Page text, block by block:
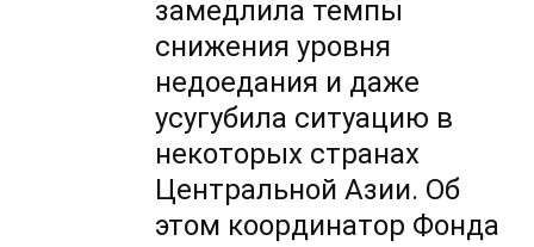
замедлила темпы
снижения уровня
недоедания и даже
усугубила ситуацию в
некоторых странах
Центральной Азии. Об
этом координатор Фонда